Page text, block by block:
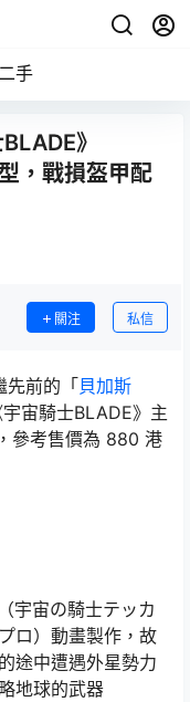
二手
》
，戰損盔甲配
關注 私信
先前的「貝加斯
宙騎士BLADE》主
參考售價為 880 港
宇宙の騎士テッカ
ロ）動畫製作，故
途中遭遇外星勢力
地球的武器